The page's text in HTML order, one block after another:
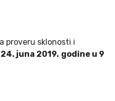
proveru sklonosti i
4. juna 2019. godine u 9